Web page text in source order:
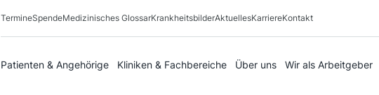
TermineSpendeMedizinisches GlossarKrankheitsbilderAktuellesKarriereKontakt
Patienten & Angehörige Kliniken & Fachbereiche Über uns Wir als Arbeitgeber